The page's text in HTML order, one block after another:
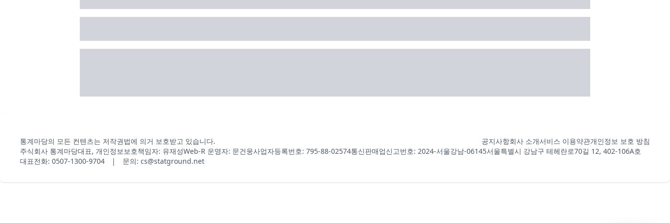
통계마당의 모든 컨텐츠는 저작권법에 의거 보호받고 있습니다. 공지사항회사 소개서비스 이용약관개인정보 보호 방침
주식회사 통계마당대표, 개인정보보호책임자: 유재성Web-R 운영자: 문건웅사업자등록번호: 795-88-02574통신판매업신고번호: 2024-서울강남-06145서울특별시 강남구 테헤란로70길 12, 402-106A호
대표전화: 0507-1300-9704 | 문의: cs@statground.net